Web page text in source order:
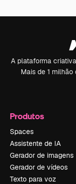
A plataforma
Mais de 1
Produtos
Spaces
Assistente de IA
Gerador de imagens
Gerador de vídeos
Texto para voz